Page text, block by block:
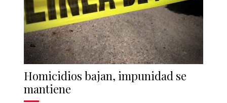
Homicidios bajan, impunidad se
mantiene